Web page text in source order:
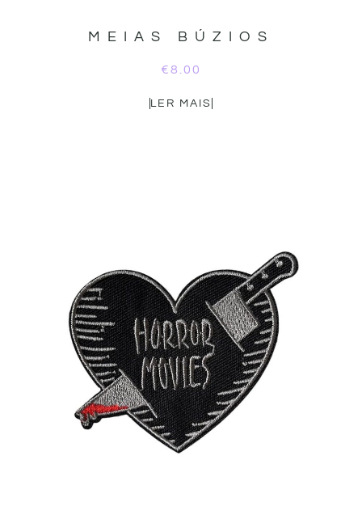
MEIAS BÚZIOS
€8.00
LER MAIS